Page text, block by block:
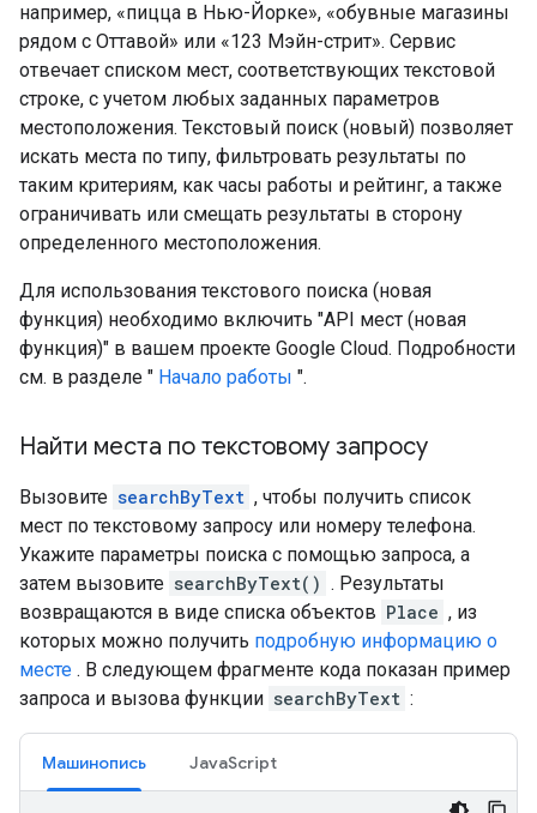
например, «пицца в Нью-Йорке», «обувные магазины
рядом с Оттавой» или «123 Мэйн-стрит». Сервис
отвечает списком мест, соответствующих текстовой
строке, с учетом любых заданных параметров
местоположения. Текстовый поиск (новый) позволяет
искать места по типу, фильтровать результаты по
таким критериям, как часы работы и рейтинг, а также
ограничивать или смещать результаты в сторону
определенного местоположения.
Для использования текстового поиска (новая
функция) необходимо включить "API мест (новая
функция)" в вашем проекте Google Cloud. Подробности
см. в разделе " Начало работы ".
Найти места по текстовому запросу
Вызовите searchByText , чтобы получить список
мест по текстовому запросу или номеру телефона.
Укажите параметры поиска с помощью запроса, а
затем вызовите searchByText() . Результаты
возвращаются в виде списка объектов Place , из
которых можно получить подробную информацию о
месте . В следующем фрагменте кода показан пример
запроса и вызова функции searchByText :
Машинопись JavaScript